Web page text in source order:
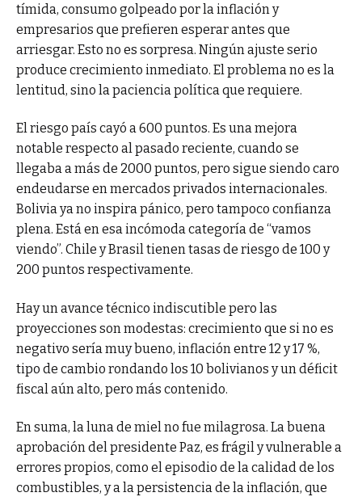
tímida, consumo golpeado por la inflación y
empresarios que prefieren esperar antes que
arriesgar. Esto no es sorpresa. Ningún ajuste serio
produce crecimiento inmediato. El problema no es la
lentitud, sino la paciencia política que requiere.
El riesgo país cayó a 600 puntos. Es una mejora
notable respecto al pasado reciente, cuando se
llegaba a más de 2000 puntos, pero sigue siendo caro
endeudarse en mercados privados internacionales.
Bolivia ya no inspira pánico, pero tampoco confianza
plena. Está en esa incómoda categoría de “vamos
viendo”. Chile y Brasil tienen tasas de riesgo de 100 y
200 puntos respectivamente.
Hay un avance técnico indiscutible pero las
proyecciones son modestas: crecimiento que si no es
negativo sería muy bueno, inflación entre 12 y 17 %,
tipo de cambio rondando los 10 bolivianos y un déficit
fiscal aún alto, pero más contenido.
En suma, la luna de miel no fue milagrosa. La buena
aprobación del presidente Paz, es frágil y vulnerable a
errores propios, como el episodio de la calidad de los
combustibles, y a la persistencia de la inflación, que